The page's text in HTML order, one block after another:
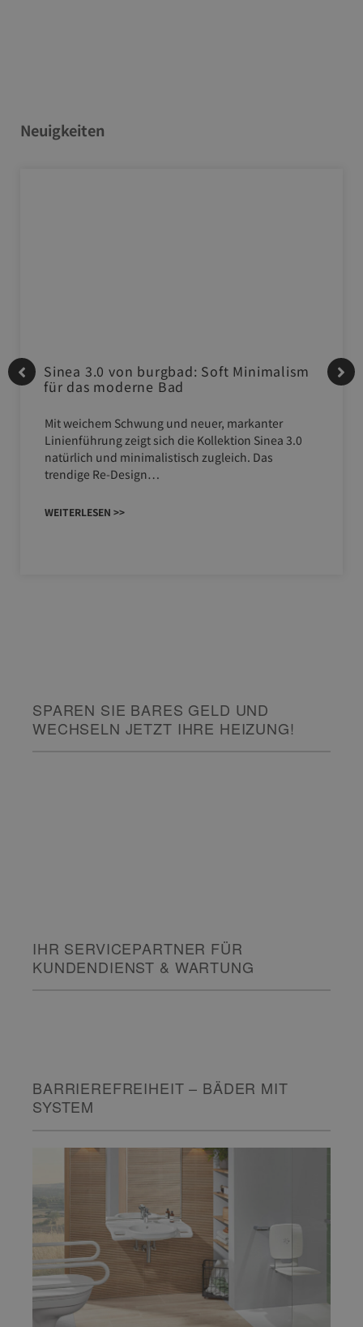
Neuigkeiten
Sinea 3.0 von burgbad: Soft Minimalism
für das moderne Bad
Mit weichem Schwung und neuer, markanter
Linienführung zeigt sich die Kollektion Sinea 3.0
natürlich und minimalistisch zugleich. Das
trendige Re-Design…
WEITERLESEN >>
SPAREN SIE BARES GELD UND
WECHSELN JETZT IHRE HEIZUNG!
IHR SERVICEPARTNER FÜR
KUNDENDIENST & WARTUNG
BARRIEREFREIHEIT – BÄDER MIT
SYSTEM